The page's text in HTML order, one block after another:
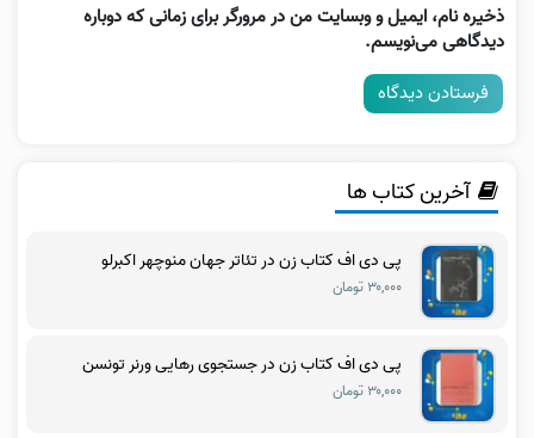
ذخیره نام، ایمیل و وبسایت من در مرورگر برای زمانی که دوباره
دیدگاهی می‌نویسم.
آخرین کتاب ها
پی دی اف کتاب زن در تئاتر جهان منوچهر اکبرلو
۳۰,۰۰۰ تومان
پی دی اف کتاب زن در جستجوی رهایی ورنر تونسن
۳۰,۰۰۰ تومان